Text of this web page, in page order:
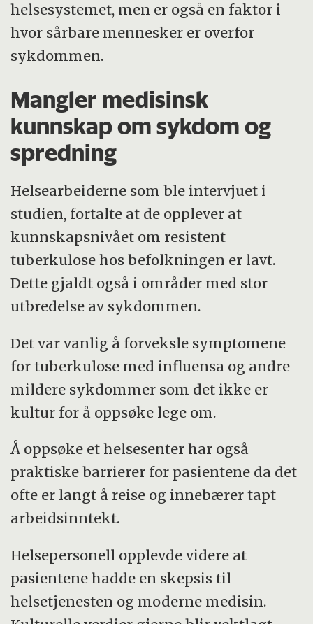
helsesystemet, men er også en faktor i
hvor sårbare mennesker er overfor
sykdommen.
Mangler medisinsk
kunnskap om sykdom og
spredning
Helsearbeiderne som ble intervjuet i
studien, fortalte at de opplever at
kunnskapsnivået om resistent
tuberkulose hos befolkningen er lavt.
Dette gjaldt også i områder med stor
utbredelse av sykdommen.
Det var vanlig å forveksle symptomene
for tuberkulose med influensa og andre
mildere sykdommer som det ikke er
kultur for å oppsøke lege om.
Å oppsøke et helsesenter har også
praktiske barrierer for pasientene da det
ofte er langt å reise og innebærer tapt
arbeidsinntekt.
Helsepersonell opplevde videre at
pasientene hadde en skepsis til
helsetjenesten og moderne medisin.